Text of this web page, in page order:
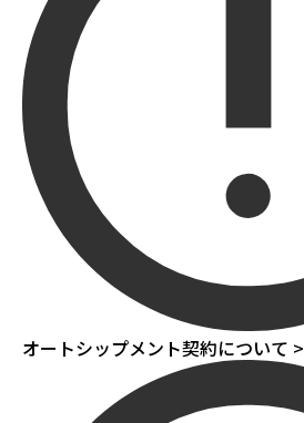
オートシップメント契約について >